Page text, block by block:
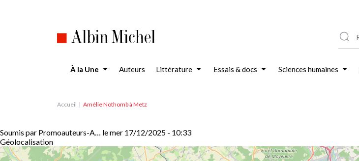
À la Une Auteurs Littérature Essais & docs Sciences humaines
Accueil Amélie Nothomb à Metz
Soumis par Promoauteurs-A… lemer 17/12/2025 - 10:33
Géolocalisation